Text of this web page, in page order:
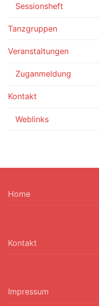
Sessionsheft
Tanzgruppen
Veranstaltungen
Zuganmeldung
Kontakt
Weblinks
Home
Kontakt
Impressum